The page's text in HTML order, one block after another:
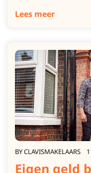
Lees meer
BYCLAVISMAKELAARS
Eigen geld